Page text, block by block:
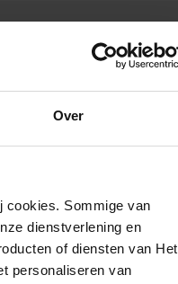
Over
cookies. Sommige van
dienstverlening en
of diensten van Het
personaliseren van